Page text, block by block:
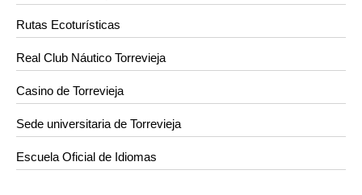
Rutas Ecoturísticas
Real Club Náutico Torrevieja
Casino de Torrevieja
Sede universitaria de Torrevieja
Escuela Oficial de Idiomas